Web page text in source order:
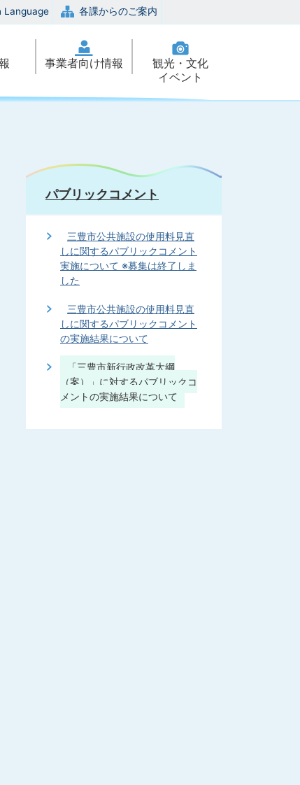
Language 各課からのご案内
事業者向け情報
観光・文化
イベント
パブリックコメント
三豊市公共施設の使用料見直
しに関するパブリックコメント
実施について ※募集は終了しま
した
三豊市公共施設の使用料見直
しに関するパブリックコメント
の実施結果について
「三豊市新行政改革大綱
（案）」に対するパブリックコ
メントの実施結果について